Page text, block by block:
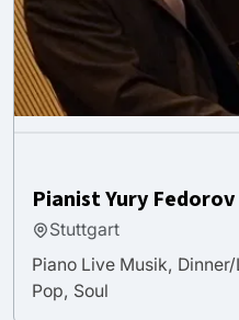
Pianist Yury Fedorov
Stuttgart
Piano Live Musik,
Pop, Soul